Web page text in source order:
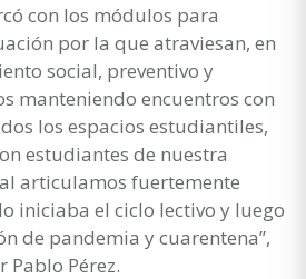
con los módulos para
por la que atraviesan, en
social, preventivo y
manteniendo encuentros con
los espacios estudiantiles,
estudiantes de nuestra
articulamos fuertemente
iniciaba el ciclo lectivo y luego
de pandemia y cuarentena”,
Pablo Pérez.